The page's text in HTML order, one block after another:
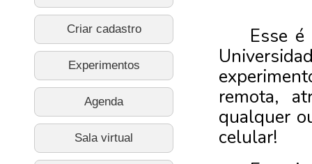
Criar cadastro
Experimentos
Agenda
Sala virtual